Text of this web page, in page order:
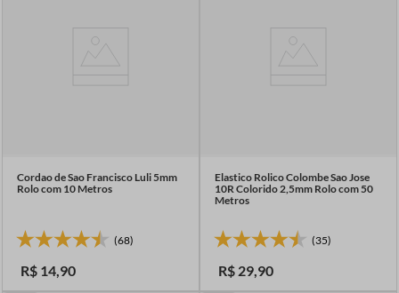
Cordao de Sao Francisco Luli 5mm
Rolo com 10 Metros
(68)
R$ 14,90
Elastico Rolico Colombe Sao Jose
10R Colorido 2,5mm Rolo com 50
Metros
(35)
R$ 29,90